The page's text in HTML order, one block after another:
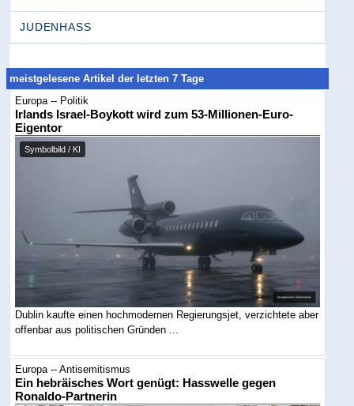
JUDENHASS
meistgelesene Artikel der letzten 7 Tage
Europa -- Politik
Irlands Israel-Boykott wird zum 53-Millionen-Euro-
Eigentor
Symbolbild / KI
Dublin kaufte einen hochmodernen Regierungsjet, verzichtete aber
offenbar aus politischen Gründen ...
Europa -- Antisemitismus
Ein hebräisches Wort genügt: Hasswelle gegen
Ronaldo-Partnerin